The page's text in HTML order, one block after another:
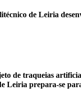
de Leiria
de traqueias
Leiria prepara-se